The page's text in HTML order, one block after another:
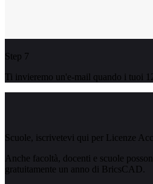
Step 7
Ti invieremo un'e-mail quando i tuoi
Scuole, iscrivetevi qui per Licenze
Anche facoltà, docenti e scuole
gratuitamente un anno di BricsCAD.